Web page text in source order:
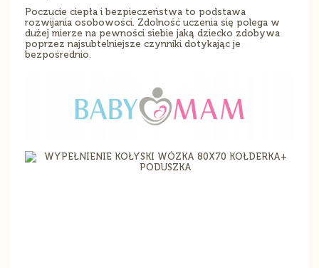
Poczucie ciepła i bezpieczeństwa to podstawa
rozwijania osobowości. Zdolność uczenia się polega w
dużej mierze na pewności siebie jaką dziecko zdobywa
poprzez najsubtelniejsze czynniki dotykając je
bezpośrednio.